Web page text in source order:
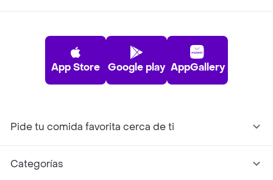
App Store Google play AppGallery
Pide tu comida favorita cerca de ti
Categorías